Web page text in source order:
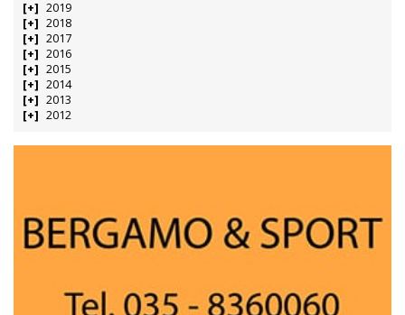
2019
2018
2017
2016
2015
2014
2013
2012